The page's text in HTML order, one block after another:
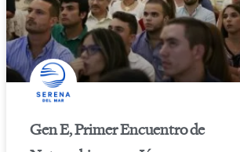
Gen E, Primer Encuentro de